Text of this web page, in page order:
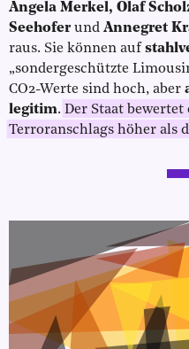
Angela Merkel, Olaf
Seehoferund Annegret
raus. Sie können auf
„sondergeschützte
CO2-Werte sind hoch, aber
legitim. Der Staat bewertet
Terroranschlags höher als